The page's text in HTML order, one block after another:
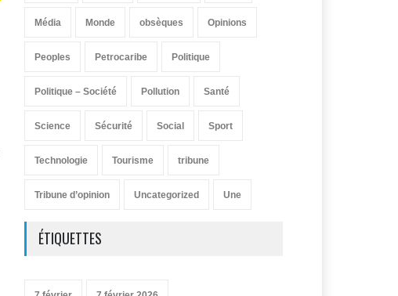
Média Monde obsèques Opinions
Peoples Petrocaribe Politique
Politique – Société Pollution Santé
Science Sécurité Social Sport
Technologie Tourisme tribune
Tribune d’opinion Uncategorized Une
ÉTIQUETTES